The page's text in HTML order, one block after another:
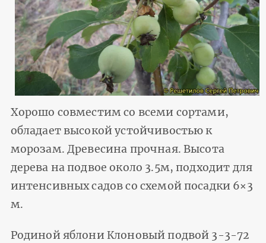
Хорошо совместим со всеми сортами,
обладает высокой устойчивостью к
морозам. Древесина прочная. Высота
дерева на подвое около 3.5м, подходит для
интенсивных садов со схемой посадки 6×3
м.
Родиной яблони Клоновый подвой 3-3-72